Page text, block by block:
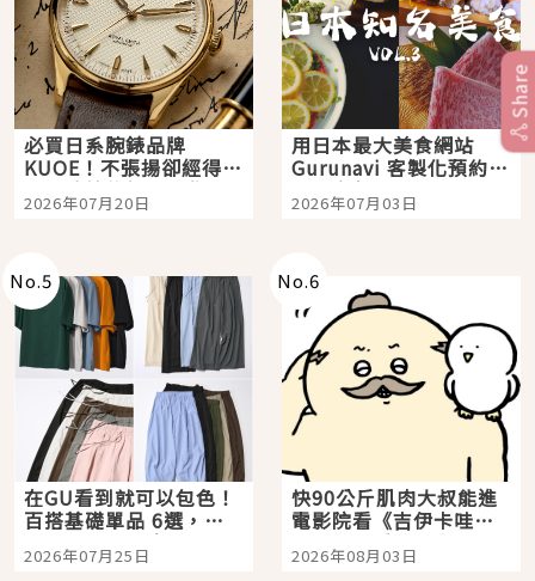
必買日系腕錶品牌
KUOE！不張揚卻經得起
時間洗鍊的經典之作五
選
2026年07月20日
用日本最大美食網站
Gurunavi 客製化預約九
大都市餐廳，打造專屬
美食體驗！
2026年07月03日
No.5
在GU看到就可以包色！
百搭基礎單品 6選，閉
眼全收也不心疼
2026年07月25日
No.6
快90公斤肌肉大叔能進
電影院看《吉伊卡哇》
嗎？日本重金屬樂團
「打首」會長與nagano
2026年08月03日
Share